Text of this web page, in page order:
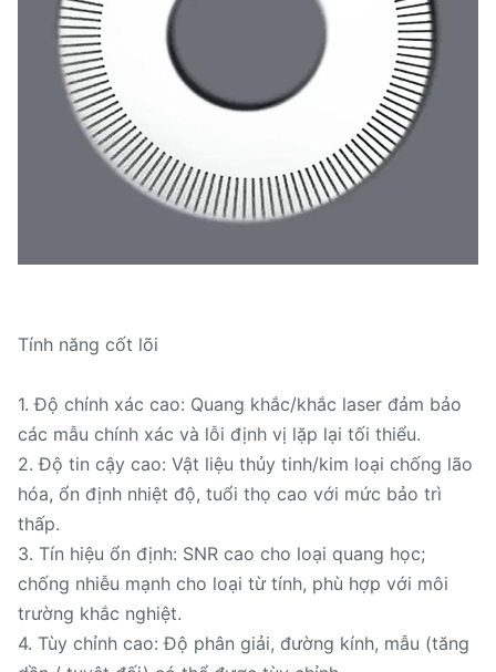
Tính năng cốt lõi
1. Độ chính xác cao: Quang khắc/khắc laser đảm bảo
các mẫu chính xác và lỗi định vị lặp lại tối thiểu.
2. Độ tin cậy cao: Vật liệu thủy tinh/kim loại chống lão
hóa, ổn định nhiệt độ, tuổi thọ cao với mức bảo trì
thấp.
3. Tín hiệu ổn định: SNR cao cho loại quang học;
chống nhiễu mạnh cho loại từ tính, phù hợp với môi
trường khắc nghiệt.
4. Tùy chỉnh cao: Độ phân giải, đường kính, mẫu (tăng